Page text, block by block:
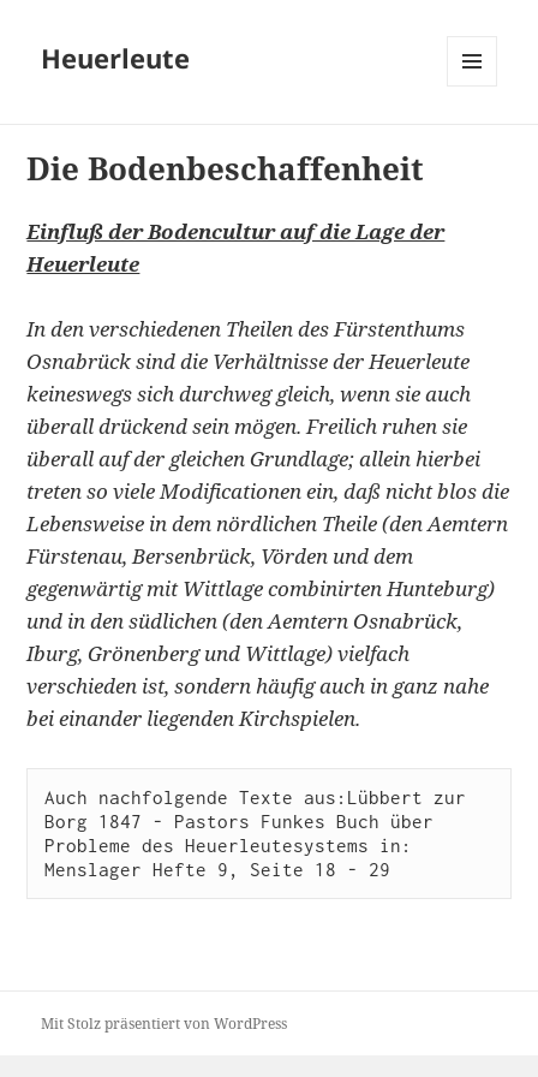
Heuerleute
Die Bodenbeschaffenheit
Einfluß der Bodencultur auf die Lage der
Heuer­leute
In den verschiedenen Theilen des Fürstenthums
Osna­brück sind die Verhältnisse der Heuerleute
keineswegs sich durchweg gleich, wenn sie auch
überall drückend sein mögen. Freilich ruhen sie
überall auf der glei­chen Grundlage; allein hierbei
treten so viele Modifi­cationen ein, daß nicht blos die
Lebensweise in dem nördlichen Theile (den Aemtern
Fürstenau, Bersen­brück, Vörden und dem
gegenwärtig mit Wittlage combinirten Hunteburg)
und in den südlichen (den Aemtern Osnabrück,
Iburg, Grönenberg und Witt­lage) vielfach
verschieden ist, sondern häufig auch in ganz nahe
bei einander liegenden Kirchspielen.
Auch nachfolgende Texte aus:Lübbert zur
Borg 1847 - Pastors Funkes Buch über
Probleme des Heuerleutesystems in:
Menslager Hefte 9, Seite 18 - 29
Mit Stolz präsentiert von WordPress